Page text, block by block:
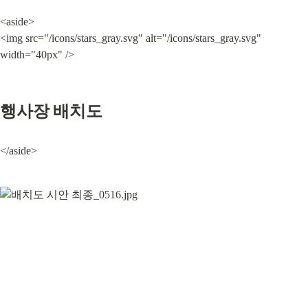
<aside>
<img src="/icons/stars_gray.svg" alt="/icons/stars_gray.svg"
width="40px" />
행사장 배치도
</aside>